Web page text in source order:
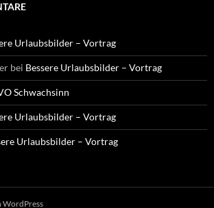
Urlaubsbilder – Vortrag
bei Bessere Urlaubsbilder – Vortrag
Schwachsinn
Urlaubsbilder – Vortrag
Urlaubsbilder – Vortrag
WordPress